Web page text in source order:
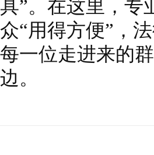
具”。在这里，专
众“用得方便”，
每一位走进来的
边。